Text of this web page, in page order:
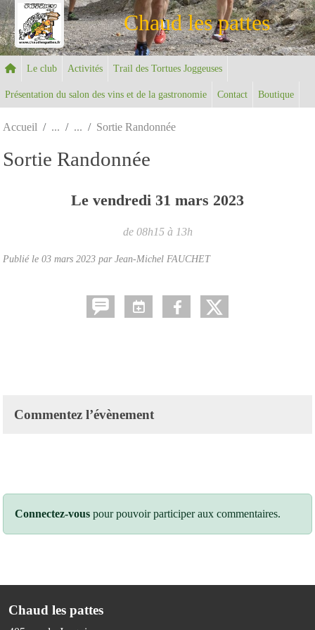
Chaud les pattes
Le club Activités Trail des Tortues Joggeuses
Présentation du salon des vins et de la gastronomie Contact Boutique
Accueil Sortie Randonnée
Sortie Randonnée
Le vendredi 31 mars 2023
de 08h15 à 13h
Publié le 03 mars 2023 par Jean-Michel FAUCHET
Commentez l’évènement
Connectez-vous pour pouvoir participer aux commentaires.
Chaud les pattes
Panneau de gestion des cookies